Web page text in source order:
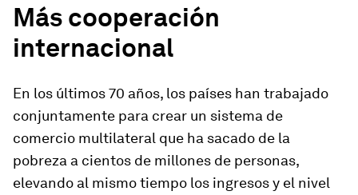
Más cooperación
internacional
En los últimos 70 años, los países han trabajado
conjuntamente para crear un sistema de
comercio multilateral que ha sacado de la
pobreza a cientos de millones de personas,
elevando al mismo tiempo los ingresos y el nivel